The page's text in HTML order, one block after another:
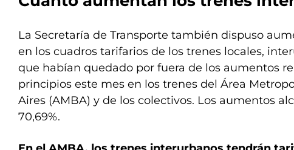
La Secretaría de Transporte también dispuso
en los cuadros tarifarios de los trenes locales,
que habían quedado por fuera de los aumentos
principios este mes en los trenes del Área
Aires (AMBA) y de los colectivos. Los aumentos
70,69%.